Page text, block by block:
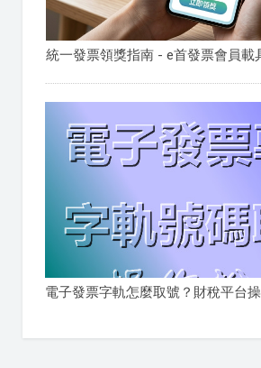
統一發票領獎指南 - e首發票會員載
電子發票字軌怎麼取號？財稅平台